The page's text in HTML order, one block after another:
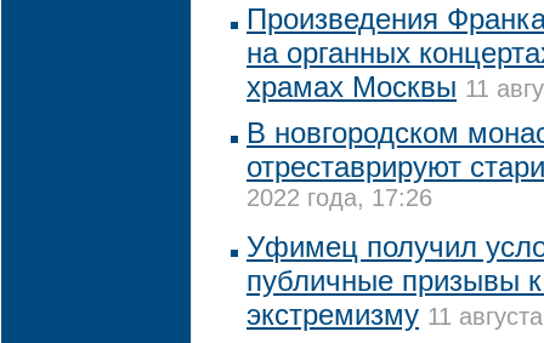
Произведения
на органных
храмах Москвы 11
В новгородском
отреставрируют
2022 года, 17:26
Уфимец получил
публичные призывы
экстремизму 11